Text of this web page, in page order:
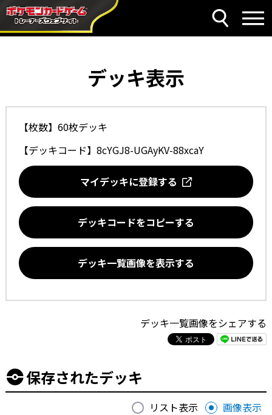
デッキ表示
【枚数】60枚デッキ
【デッキコード】 8cYGJ8-UGAyKV-88xcaY
マイデッキに登録する
デッキコードをコピーする
デッキ一覧画像を表示する
デッキ一覧画像をシェアする
保存されたデッキ
リスト表示 画像表示